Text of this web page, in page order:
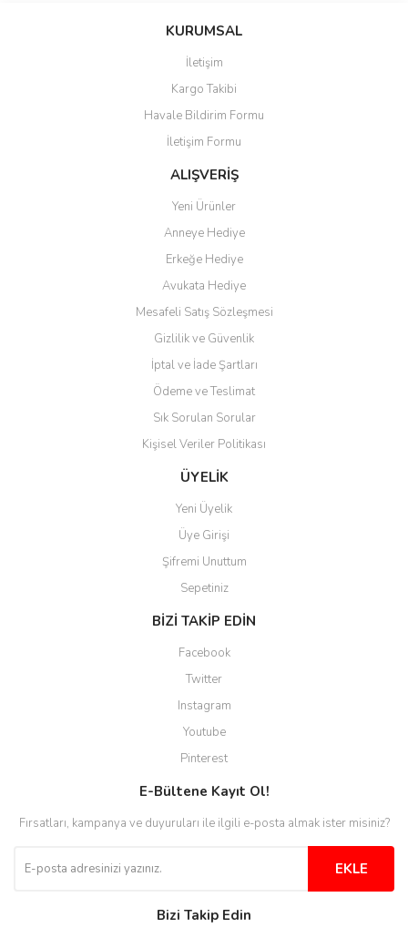
KURUMSAL
İletişim
Kargo Takibi
Havale Bildirim Formu
İletişim Formu
ALIŞVERİŞ
Yeni Ürünler
Anneye Hediye
Erkeğe Hediye
Avukata Hediye
Mesafeli Satış Sözleşmesi
Gizlilik ve Güvenlik
İptal ve İade Şartları
Ödeme ve Teslimat
Sık Sorulan Sorular
Kişisel Veriler Politikası
ÜYELİK
Yeni Üyelik
Üye Girişi
Şifremi Unuttum
Sepetiniz
BİZİ TAKİP EDİN
Facebook
Twitter
Instagram
Youtube
Pinterest
E-Bültene Kayıt Ol!
Fırsatları, kampanya ve duyuruları ile ilgili e-posta almak ister misiniz?
EKLE
Bizi Takip Edin